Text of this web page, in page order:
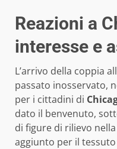
Reazioni a
interesse e
L’arrivo della coppia
passato inosservato,
per i cittadini di
dato il benvenuto,
di figure di rilievo
aggiunto per il